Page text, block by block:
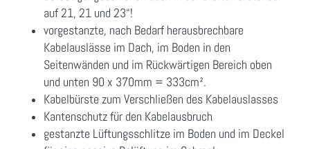
auf 21, 21 und 23“!
vorgestanzte, nach Bedarf herausbrechbare
Kabelauslässe im Dach, im Boden in den
Seitenwänden und im Rückwärtigen Bereich oben
und unten 90 x 370mm = 333cm².
Kabelbürste zum Verschließen des Kabelauslasses
Kantenschutz für den Kabelausbruch
gestanzte Lüftungsschlitze im Boden und im Deckel